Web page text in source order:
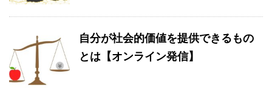
自分が社会的価値を提供できるもの
とは【オンライン発信】